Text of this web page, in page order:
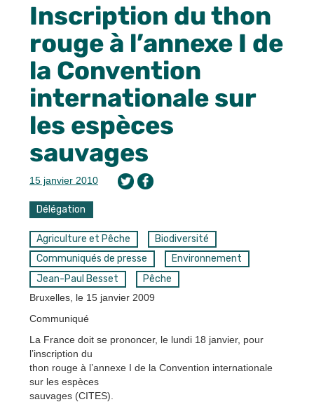
Inscription du thon
rouge à l’annexe I de
la Convention
internationale sur
les espèces
sauvages
15 janvier 2010
Délégation
Agriculture et Pêche
Biodiversité
Communiqués de presse
Environnement
Jean-Paul Besset
Pêche
Bruxelles, le 15 janvier 2009
Communiqué
La France doit se prononcer, le lundi 18 janvier, pour
l’inscription du
thon rouge à l’annexe I de la Convention internationale
sur les espèces
sauvages (CITES).